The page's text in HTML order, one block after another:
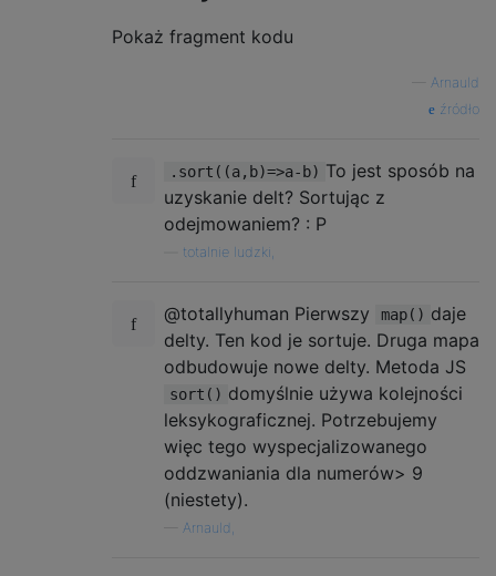
Pokaż fragment kodu
Arnauld
źródło
.sort((a,b)=>a-b) To jest sposób na
uzyskanie delt? Sortując z
odejmowaniem? : P
totalnie ludzki,
@totallyhuman Pierwszy map() daje
delty. Ten kod je sortuje. Druga mapa
odbudowuje nowe delty. Metoda JS
sort() domyślnie używa kolejności
leksykograficznej. Potrzebujemy
więc tego wyspecjalizowanego
oddzwaniania dla numerów> 9
(niestety).
Arnauld,